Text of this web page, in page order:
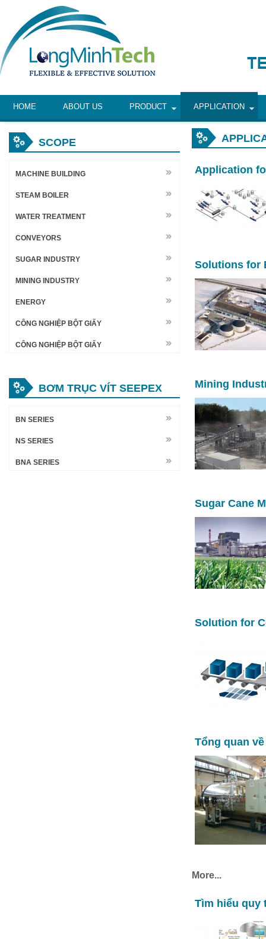
HOME ABOUT US PRODUCT APPLICATION
SCOPE
MACHINE BUILDING
STEAM BOILER
WATER TREATMENT
CONVEYORS
SUGAR INDUSTRY
MINING INDUSTRY
ENERGY
CÔNG NGHIỆP BỘT GIẤY
CÔNG NGHIỆP BỘT GIẤY
BƠM TRỤC VÍT SEEPEX
BN SERIES
NS SERIES
BNA SERIES
Application
Solutions for
Mining
Sugar Cane
Solution for
Tổng quan
More...
Tìm hiểu